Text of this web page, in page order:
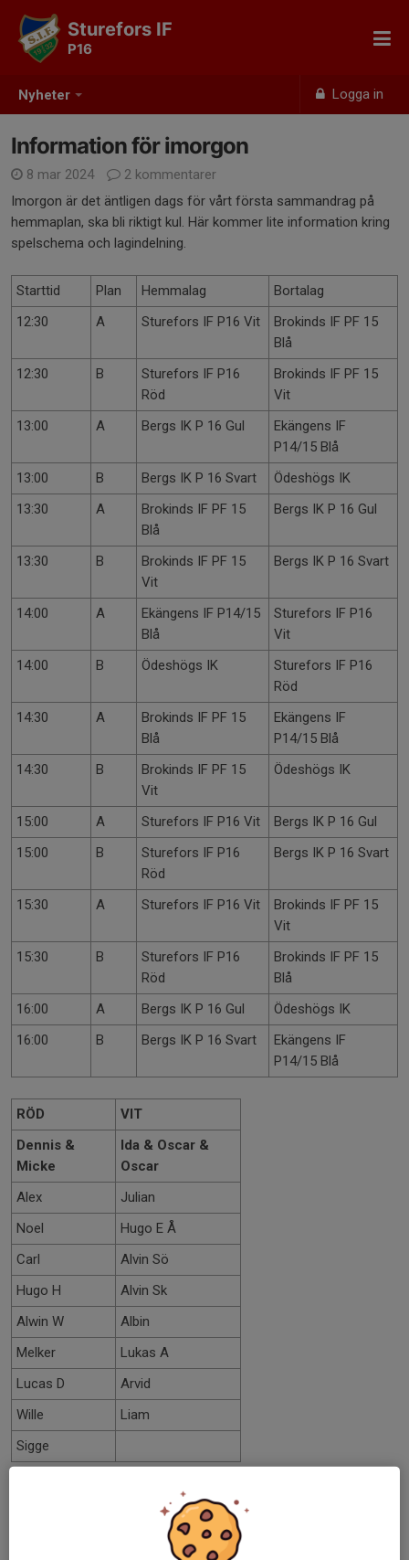
Nyheter Logga in
Sturefors IF
P16
Information för imorgon
8 mar 2024
2 kommentarer
Imorgon är det äntligen dags för vårt första sammandrag på
hemmaplan, ska bli riktigt kul. Här kommer lite information kring
spelschema och lagindelning.
Starttid Plan Hemmalag
Bortalag
12:30
A Sturefors IF P16 Vit
Brokinds IF PF 15
Blå
12:30
B
Sturefors IF P16
Röd
Brokinds IF PF 15
Vit
13:00
A Bergs IK P 16 Gul
Ekängens IF
P14/15 Blå
13:00
B Bergs IK P 16 Svart
Ödeshögs IK
13:30
A
Brokinds IF PF 15
Blå
Bergs IK P 16 Gul
13:30 B
Brokinds IF PF 15
Vit
Bergs IK P 16 Svart
14:00 A
Ekängens IF P14/15
Blå
Sturefors IF P16
Vit
14:00
B Ödeshögs IK
Sturefors IF P16
Röd
14:30
A
Brokinds IF PF 15
Blå
Ekängens IF
P14/15 Blå
14:30
B
Brokinds IF PF 15
Vit
Ödeshögs IK
15:00 A Sturefors IF P16 Vit
Bergs IK P 16 Gul
15:00
B
Sturefors IF P16
Röd
Bergs IK P 16 Svart
15:30 A Sturefors IF P16 Vit
Brokinds IF PF 15
Vit
15:30
B
Sturefors IF P16
Röd
Brokinds IF PF 15
Blå
16:00
A Bergs IK P 16 Gul
Ödeshögs IK
16:00
B Bergs IK P 16 Svart
Ekängens IF
P14/15 Blå
RÖD
VIT
Dennis &
Micke
Ida & Oscar &
Oscar
Alex
Julian
Noel
Hugo E Å
Carl
Alvin Sö
Hugo H
Alvin Sk
Alwin W
Albin
Melker
Lukas A
Lucas D
Arvid
Wille
Liam
Sigge